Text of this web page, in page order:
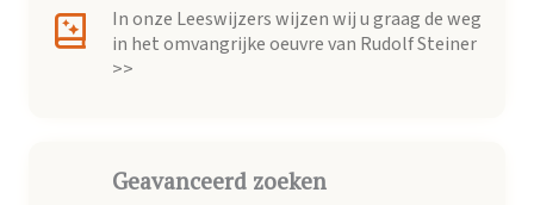
In onze Leeswijzers wijzen wij u graag de weg
in het omvangrijke oeuvre van Rudolf Steiner
>>
Geavanceerd zoeken